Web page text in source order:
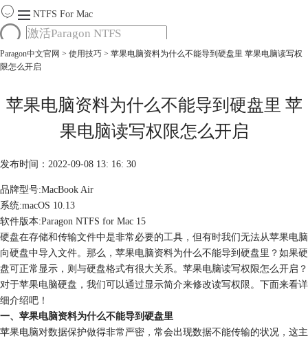
NTFS For Mac
首页
功能
Mac软件大全
下载
Paragon中文官网 > 使用技巧 > 苹果电脑资料为什么不能导到硬盘里 苹果电脑读写权
限怎么开启
苹果电脑资料为什么不能导到硬盘里 苹
果电脑读写权限怎么开启
发布时间：2022-09-08 13: 16: 30
品牌型号:MacBook Air
系统:macOS 10.13
软件版本:Paragon NTFS for Mac 15
硬盘在存储和传输文件中是非常必要的工具，但有时我们无法从苹果电脑
向硬盘中导入文件。那么，苹果电脑资料为什么不能导到硬盘里？如果硬
盘可正常显示，则与硬盘格式有很大关系。苹果电脑读写权限怎么开启？
对于苹果电脑硬盘，我们可以通过显示简介来修改读写权限。下面来看详
细介绍吧！
一、苹果电脑资料为什么不能导到硬盘里
苹果电脑对数据保护做得非常严密，常会出现数据不能传输的状况，这主